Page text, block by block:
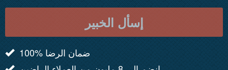
إسأل الخبير
100% ضمان الرضا